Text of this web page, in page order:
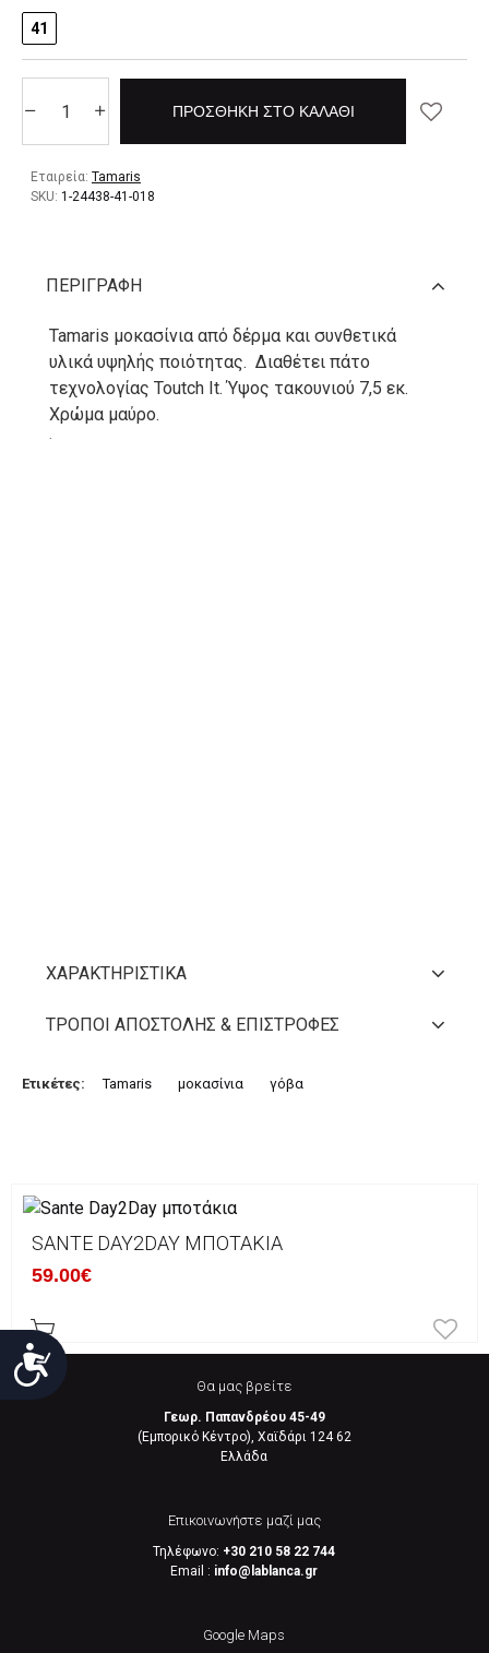
Προσιτότητα
Εταιρεία: Tamaris
SKU: 1-24438-41-018
41
ΠΡΟΣΘΉΚΗ ΣΤΟ ΚΑΛΆΘΙ
ΠΕΡΙΓΡΑΦΉ
Tamaris μοκασίνια από δέρμα και συνθετικά
υλικά υψηλής ποιότητας. Διαθέτει πάτο
τεχνολογίας Toutch It. Ύψος τακουνιού 7,5 εκ.
Χρώμα μαύρο.
.
ΧΑΡΑΚΤΗΡΙΣΤΙΚΆ
ΤΡΌΠΟΙ ΑΠΟΣΤΟΛΉΣ & ΕΠΙΣΤΡΟΦΈΣ
Ετικέτες: Tamaris μοκασίνια γόβα
SANTE DAY2DAY ΜΠΟΤΆΚΙΑ
59.00€
Θα μας βρείτε
Γεωρ. Παπανδρέου 45-49
(Εμπορικό Κέντρο), Χαϊδάρι 124 62
Eλλάδα
Επικοινωνήστε μαζί μας
Τηλέφωνο: +30 210 58 22 744
Email : info@lablanca.gr
Google Maps